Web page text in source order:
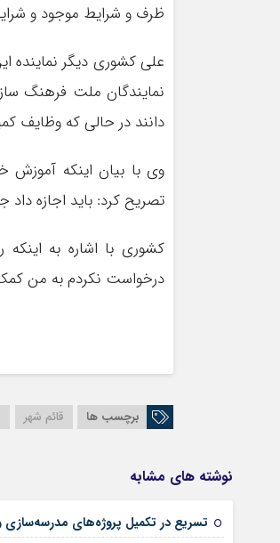
ظرف و شرایط موجود و
علی کشوری دیگر نماینده
نمایندگان ملت فرهنگ
دانند در حالی که وظایف کمیسیون هایی مانند اصل 90
وی با بیان اینکه آموزش
تصریح کرد: باید اجازه داد
کشوری با اشاره به
درخواست نکردم به من
برچسب ها قائم شهر
نوشته های مشابه
تسریع در تکمیل پروژه‌های مدرسه‌سازی